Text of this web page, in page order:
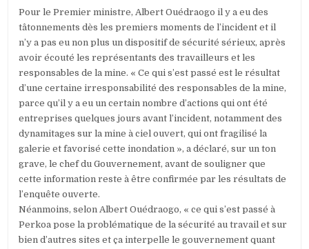
Pour le Premier ministre, Albert Ouédraogo il y a eu des
tâtonnements dès les premiers moments de l’incident et il
n’y a pas eu non plus un dispositif de sécurité sérieux, après
avoir écouté les représentants des travailleurs et les
responsables de la mine. « Ce qui s’est passé est le résultat
d’une certaine irresponsabilité des responsables de la mine,
parce qu’il y a eu un certain nombre d’actions qui ont été
entreprises quelques jours avant l’incident, notamment des
dynamitages sur la mine à ciel ouvert, qui ont fragilisé la
galerie et favorisé cette inondation », a déclaré, sur un ton
grave, le chef du Gouvernement, avant de souligner que
cette information reste à être confirmée par les résultats de
l’enquête ouverte.
Néanmoins, selon Albert Ouédraogo, « ce qui s’est passé à
Perkoa pose la problématique de la sécurité au travail et sur
bien d’autres sites et ça interpelle le gouvernement quant